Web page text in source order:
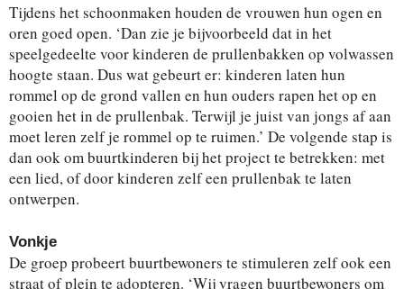
Tijdens het schoonmaken houden de vrouwen hun ogen en
oren goed open. ‘Dan zie je bijvoorbeeld dat in het
speelgedeelte voor kinderen de prullenbakken op volwassen
hoogte staan. Dus wat gebeurt er: kinderen laten hun
rommel op de grond vallen en hun ouders rapen het op en
gooien het in de prullenbak. Terwijl je juist van jongs af aan
moet leren zelf je rommel op te ruimen.’ De volgende stap is
dan ook om buurtkinderen bij het project te betrekken: met
een lied, of door kinderen zelf een prullenbak te laten
ontwerpen.
Vonkje
De groep probeert buurtbewoners te stimuleren zelf ook een
straat of plein te adopteren. ‘Wij vragen buurtbewoners om